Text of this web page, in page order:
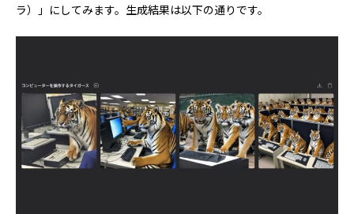
ラ）」にしてみます。生成結果は以下の通りです。